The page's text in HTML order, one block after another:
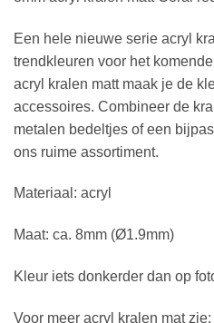
Een hele nieuwe serie acryl
trendkleuren voor het
acryl kralen matt maak je de
accessoires. Combineer de
metalen bedeltjes of een
ons ruime assortiment.
Materiaal: acryl
Maat: ca. 8mm (Ø1.9mm)
Kleur iets donkerder dan op
Voor meer acryl kralen mat zie: